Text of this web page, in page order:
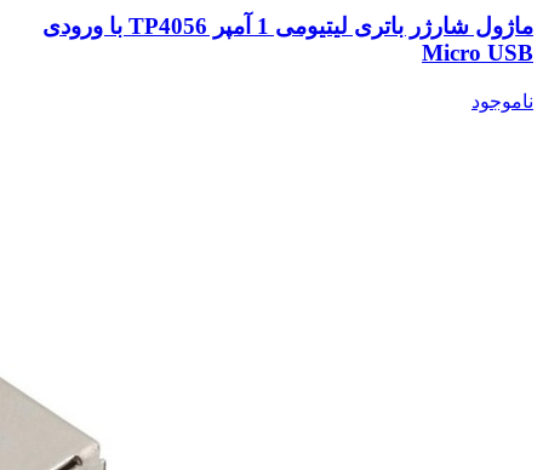
ماژول شارژر باتری لیتیومی 1 آمپر TP4056 با ورودی
Micro USB
ناموجود